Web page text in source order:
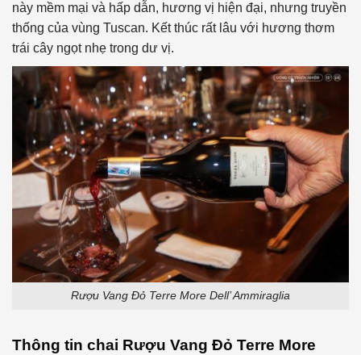
này mềm mại và hấp dẫn, hương vị hiện đại, nhưng truyền
thống của vùng Tuscan. Kết thúc rất lâu với hương thơm
trái cây ngọt nhẹ trong dư vị.
Rượu Vang Đỏ Terre More Dell’ Ammiraglia
Thông tin chai Rượu Vang Đỏ Terre More